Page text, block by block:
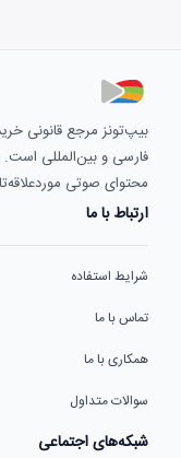
بیپ‌تونز مرجع قانونی
فارسی و بین‌المللی است.
محتوای صوتی
ارتباط با ما
شرایط استفاده
تماس با ما
همکاری با ما
سوالات متداول
شبکه‌های اجتماعی